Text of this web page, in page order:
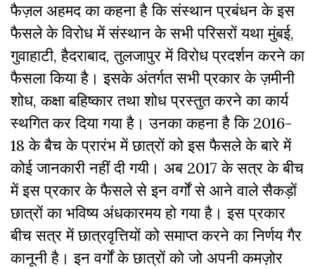
फैज़ल अहमद का कहना है कि संस्थान प्रबंधन के इस
फैसले के विरोध में संस्थान के सभी परिसरों यथा मुंबई,
गुवाहाटी, हैदराबाद, तुलजापुर में विरोध प्रदर्शन करने का
फैसला किया है। इसके अंतर्गत सभी प्रकार के ज़मीनी
शोध, कक्षा बहिष्कार तथा शोध प्रस्तुत करने का कार्य
स्थगित कर दिया गया है। उनका कहना है कि 2016-
18 के बैच के प्रारंभ में छात्रों को इस फैसले के बारे में
कोई जानकारी नहीं दी गयी। अब 2017 के सत्र के बीच
में इस प्रकार के फैसले से इन वर्गों से आने वाले सैकड़ों
छात्रों का भविष्य अंधकारमय हो गया है। इस प्रकार
बीच सत्र में छात्रवृत्तियों को समाप्त करने का निर्णय गैर
कानूनी है। इन वर्गों के छात्रों को जो अपनी कमज़ोर